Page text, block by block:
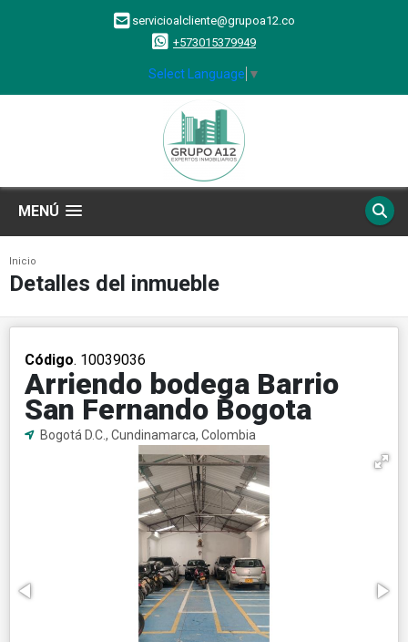
servicioalcliente@grupoa12.co
+573015379949
Select Language ▼
MENÚ
Inicio
Detalles del inmueble
Código. 10039036
Arriendo bodega Barrio
San Fernando Bogota
Bogotá D.C., Cundinamarca, Colombia